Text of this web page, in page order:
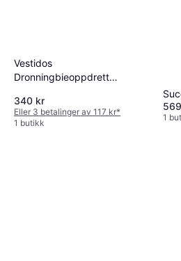
Vestidos
Dronningbieoppdrett
Bie Dyrking
340 kr
Eller 3 betalinger av 117 kr*
1 butikk
1